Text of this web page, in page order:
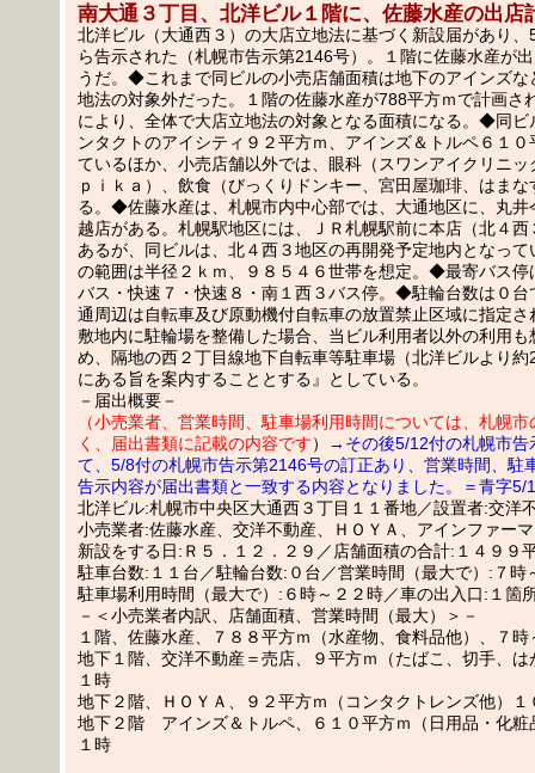
南大通３丁目、北洋ビル１階に、佐藤水産の出店
北洋ビル（大通西３）の大店立地法に基づく新設届があり
ら告示された（札幌市告示第2146号）。１階に佐藤水産が
うだ。◆これまで同ビルの小売店舗面積は地下のアインズな
地法の対象外だった。１階の佐藤水産が788平方ｍで計画さ
により、全体で大店立地法の対象となる面積になる。◆同ビ
ンタクトのアイシティ９２平方ｍ、アインズ＆トルペ６１
ているほか、小売店舗以外では、眼科（スワンアイクリニッ
ｐｉｋａ）、飲食（びっくりドンキー、宮田屋珈琲、はま
る。◆佐藤水産は、札幌市内中心部では、大通地区に、丸井
越店がある。札幌駅地区には、ＪＲ札幌駅前に本店（北４西
あるが、同ビルは、北４西３地区の再開発予定地内となっ
の範囲は半径２ｋｍ、９８５４６世帯を想定。◆最寄バス停
バス・快速７・快速８・南１西３バス停。◆駐輪台数は０台
通周辺は自転車及び原動機付自転車の放置禁止区域に指定さ
敷地内に駐輪場を整備した場合、当ビル利用者以外の利用も
め、隔地の西２丁目線地下自転車等駐車場（北洋ビルより
にある旨を案内することとする』としている。
－届出概要－
（小売業者、営業時間、駐車場利用時間については、札幌
く、届出書類に記載の内容です）
→その後5/12付の札幌市告
て、5/8付の札幌市告示第2146号の訂正あり、営業時間、駐
告示内容が届出書類と一致する内容となりました。＝青字5/
北洋ビル:札幌市中央区大通西３丁目１１番地／設置者:交洋
小売業者:佐藤水産、交洋不動産、ＨＯＹＡ、アインファー
新設をする日:Ｒ５．１２．２９／店舗面積の合計:１４９９
駐車台数:１１台／駐輪台数:０台／営業時間（最大で）:７時
駐車場利用時間（最大で）:６時～２２時／車の出入口:１箇
－＜小売業者内訳、店舗面積、営業時間（最大）＞－
１階、佐藤水産、７８８平方ｍ（水産物、食料品他）、７
地下１階、交洋不動産＝売店、９平方ｍ（たばこ、切手、は
１時
地下２階、ＨＯＹＡ、９２平方ｍ（コンタクトレンズ他）１
地下２階 アインズ＆トルペ、６１０平方ｍ（日用品・化粧
１時